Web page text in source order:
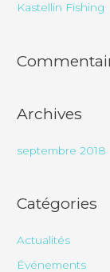
Kastellin Fishing
Archives
septembre 2018
Catégories
Actualités
Événements